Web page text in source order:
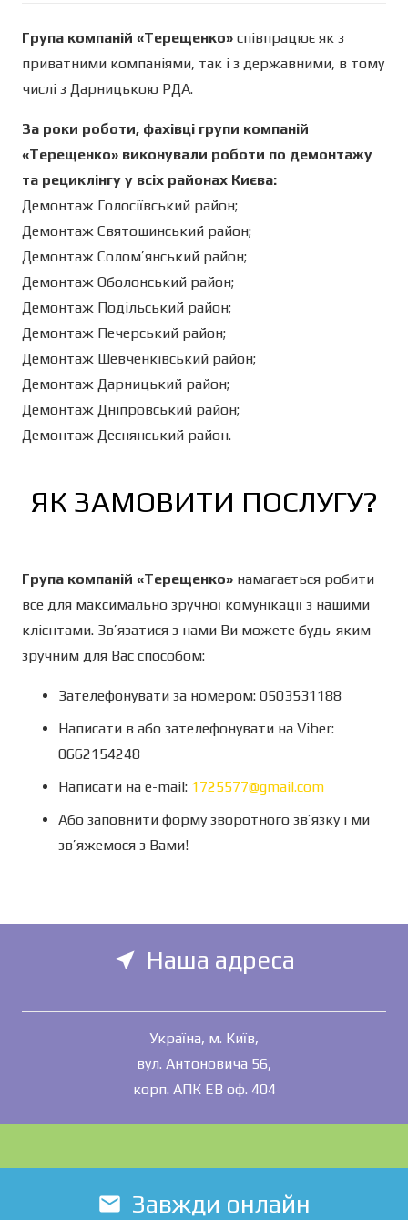
Група компаній «Терещенко» співпрацює як з
приватними компаніями, так і з державними, в тому
числі з Дарницькою РДА.
За роки роботи, фахівці групи компаній
«Терещенко» виконували роботи по демонтажу
та рециклінгу у всіх районах Києва:
Демонтаж Голосіївський район;
Демонтаж Святошинський район;
Демонтаж Солом’янський район;
Демонтаж Оболонський район;
Демонтаж Подільський район;
Демонтаж Печерський район;
Демонтаж Шевченківський район;
Демонтаж Дарницький район;
Демонтаж Дніпровський район;
Демонтаж Деснянський район.
ЯК ЗАМОВИТИ ПОСЛУГУ?
Група компаній «Терещенко» намагається робити
все для максимально зручної комунікації з нашими
клієнтами. Зв’язатися з нами Ви можете будь-яким
зручним для Вас способом:
Зателефонувати за номером: 0503531188
Написати в або зателефонувати на Viber:
0662154248
Написати на e-mail: 1725577@gmail.com
Або заповнити форму зворотного зв’язку і ми
зв’яжемося з Вами!
near_me Наша адреса
Україна, м. Київ,
вул. Антоновича 56,
корп. АПК ЕВ оф. 404
mail Завжди онлайн